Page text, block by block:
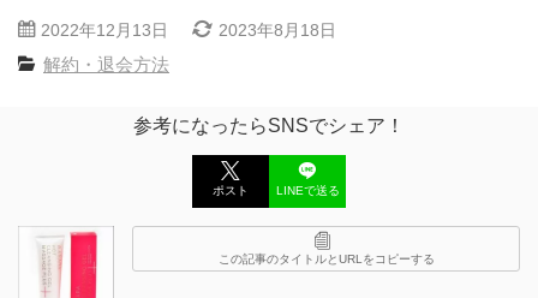
2022年12月13日 2023年8月18日
解約・退会方法
参考になったらSNSでシェア！
ポスト LINEで送る
この記事のタイトルとURLをコピーする